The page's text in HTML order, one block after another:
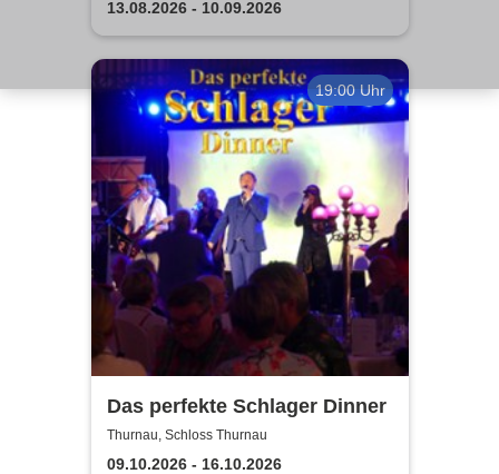
13.08.2026 - 10.09.2026
19:00 Uhr
Das perfekte Schlager Dinner
Thurnau, Schloss Thurnau
09.10.2026 - 16.10.2026